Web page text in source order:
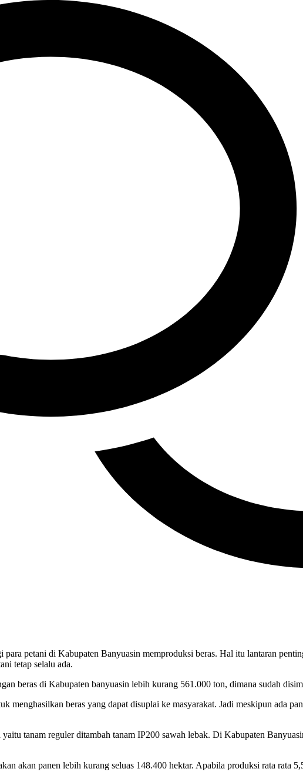
petani di Kabupaten Banyuasin memproduksi beras. Hal itu lantaran
tetap selalu ada.
beras di Kabupaten banyuasin lebih kurang 561.000 ton, dimana sudah
menghasilkan beras yang dapat disuplai ke masyarakat. Jadi meskipun ada
tanam reguler ditambah tanam IP200 sawah lebak. Di Kabupaten
akan panen lebih kurang seluas 148.400 hektar. Apabila produksi rata rata